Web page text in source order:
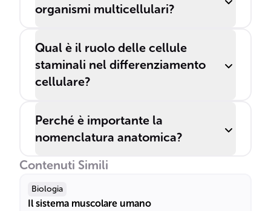
organismi multicellulari?
Qual è il ruolo delle cellule
staminali nel differenziamento
cellulare?
Perché è importante la
nomenclatura anatomica?
Contenuti Simili
Biologia
Il sistema muscolare umano